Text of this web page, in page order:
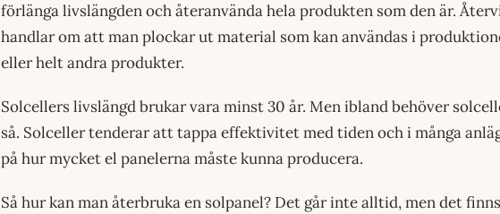
förlänga livslängden och återanvända hela produkten som den är.
handlar om att man plockar ut material som kan användas i
eller helt andra produkter.
Solcellers livslängd brukar vara minst 30 år. Men ibland behöver
så. Solceller tenderar att tappa effektivitet med tiden och i många
på hur mycket el panelerna måste kunna producera.
Så hur kan man återbruka en solpanel? Det går inte alltid, men det